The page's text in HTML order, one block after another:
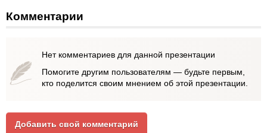
Комментарии
Нет комментариев для данной презентации
Помогите другим пользователям — будьте первым,
кто поделится своим мнением об этой презентации.
Добавить свой комментарий